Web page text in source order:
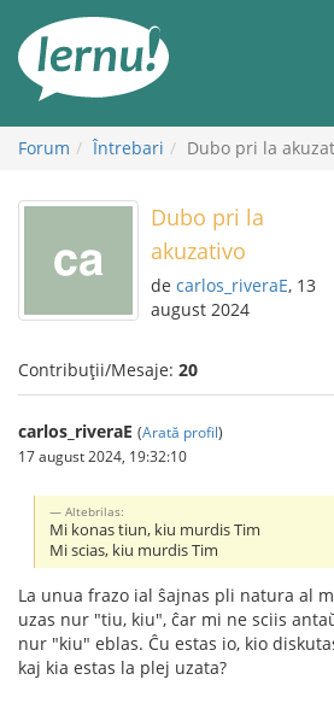
conținut
Forum Întrebari Dubo pri la
Dubo pri la
akuzativo
de carlos_riveraE, 13
august 2024
Contribuții/Mesaje: 20
carlos_riveraE (Arată profil)
17 august 2024, 19:32:10
Altebrilas:
Mi konas tiun, kiu murdis Tim
Mi scias, kiu murdis Tim
La unua frazo ial ŝajnas pli natura al
uzas nur "tiu, kiu", ĉar mi ne sciis
nur "kiu" eblas. Ĉu estas io, kio
kaj kia estas la plej uzata?